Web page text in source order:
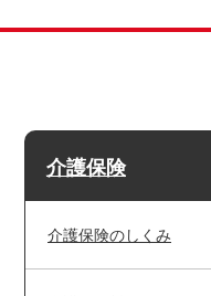
介護保険
介護保険のしくみ